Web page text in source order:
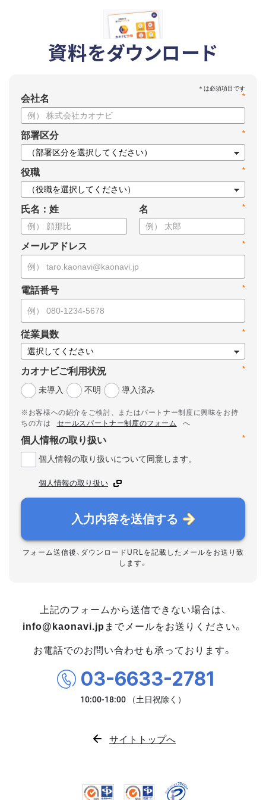
資料をダウンロード
*
会社名
*
部署区分
*
役職
氏名：姓 *
名
*
メールアドレス
*
電話番号
*
従業員数
*
カオナビご利用状況
未導入
不明 導入済み
※お客様への紹介をご検討、またはパートナー制度に興味をお持
ちの方は
セールスパートナー制度のフォーム
へ
*
個人情報の取り扱い
個人情報の取り扱いについて同意します。
個人情報の取り扱い
入力内容を送信する
フォーム送信後、ダウンロードURLを記載したメールをお送り致
します。
上記のフォームから送信できない場合は、
info@kaonavi.jp までメールをお送りください。
お電話でのお問い合わせも承っております。
03-6633-2781
サイトトップへ